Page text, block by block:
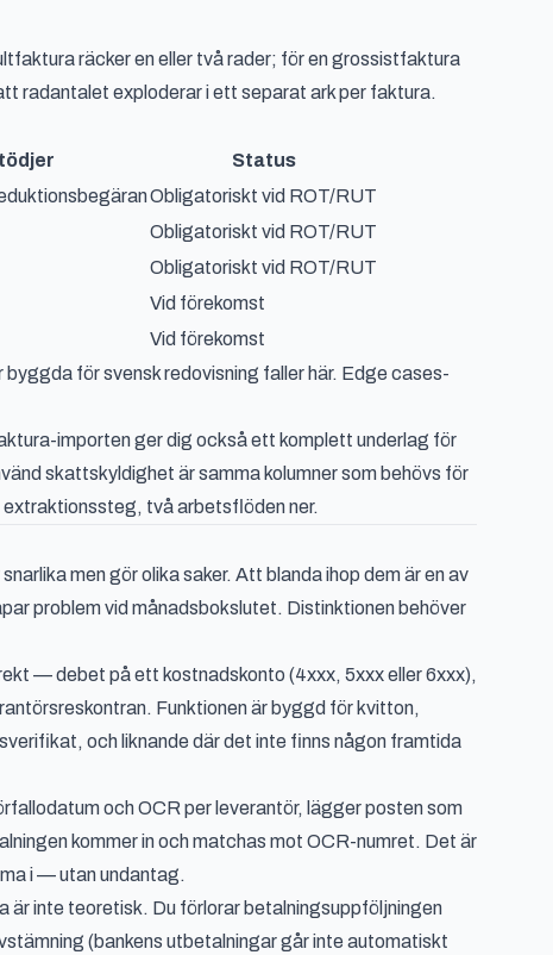
räcker en eller två rader; för en grossistfaktura
radantalet exploderar i ett separat ark per faktura.
Status
Obligatoriskt vid ROT/RUT
Obligatoriskt vid ROT/RUT
Obligatoriskt vid ROT/RUT
Vid förekomst
Vid förekomst
för svensk redovisning faller här. Edge cases-
importen ger dig också ett komplett underlag för
skattskyldighet är samma kolumner som behövs för
extraktionssteg, två arbetsflöden ner.
men gör olika saker. Att blanda ihop dem är en av
problem vid månadsbokslutet. Distinktionen behöver
— debet på ett kostnadskonto (4xxx, 5xxx eller 6xxx),
Funktionen är byggd för kvitton,
och liknande där det inte finns någon framtida
och OCR per leverantör, lägger posten som
kommer in och matchas mot OCR-numret. Det är
i — utan undantag.
är inte teoretisk. Du förlorar betalningsuppföljningen
(bankens utbetalningar går inte automatiskt